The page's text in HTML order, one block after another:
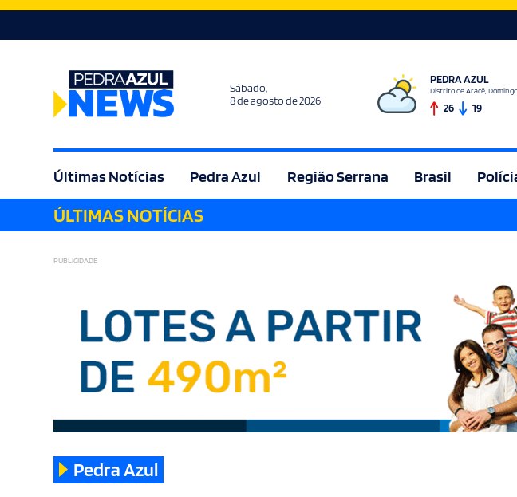
Sábado,
8 de agosto de 2026
PEDRA AZUL
Distrito de Aracê,
26 19
Últimas Notícias Pedra Azul Região Serrana Brasil
Agricultura
ÚLTIMAS NOTÍCIAS
PUBLICIDADE
Pedra Azul